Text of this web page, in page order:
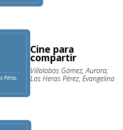
Pérez,
Cine para
compartir
Villalobos Gómez, Aurora;
Las Heras Pérez, Evangelina